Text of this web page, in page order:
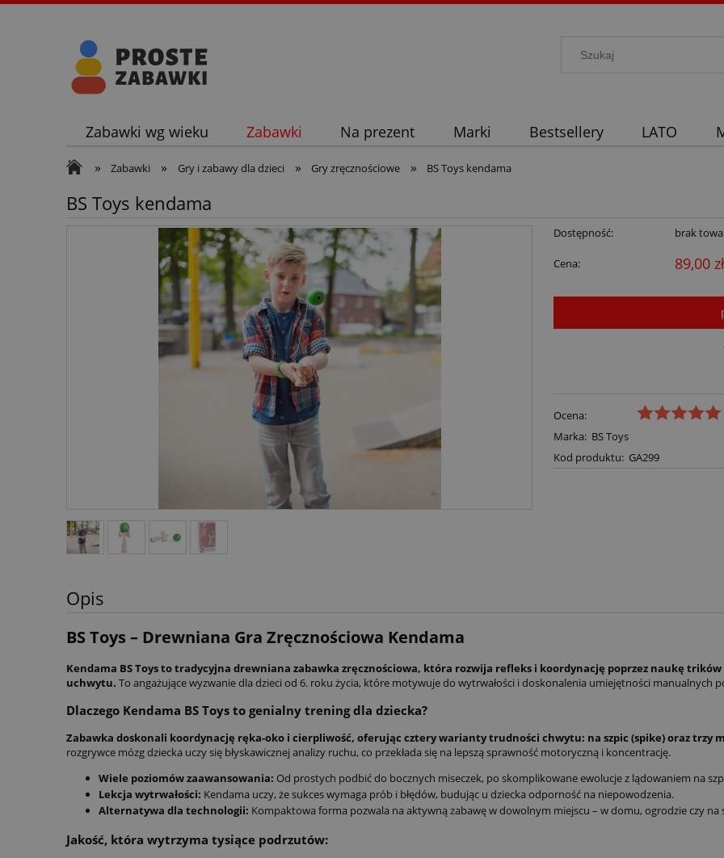
Zabawki wg wieku Zabawki Na prezent Marki Bestsellery LATO
» Zabawki » Gry i zabawy dla dzieci » Gry zręcznościowe » BS Toys kendama
BS Toys kendama
Dostępność: brak
Cena: 89,00 zł
Ocena:
Marka: BS Toys
Kod produktu: GA299
Opis
BS Toys – Drewniana Gra Zręcznościowa Kendama
Kendama BS Toys to tradycyjna drewniana zabawka zręcznościowa, która rozwija refleks i koordynację poprzez naukę
uchwytu. To angażujące wyzwanie dla dzieci od 6. roku życia, które motywuje do wytrwałości i doskonalenia umiejętności manualnych
Dlaczego Kendama BS Toys to genialny trening dla dziecka?
Zabawka doskonali koordynację ręka-oko i cierpliwość, oferując cztery warianty trudności chwytu: na szpic (spike) oraz trzy
rozgrywce mózg dziecka uczy się błyskawicznej analizy ruchu, co przekłada się na lepszą sprawność motoryczną i koncentrację.
Wiele poziomów zaawansowania: Od prostych podbić do bocznych miseczek, po skomplikowane ewolucje z lądowaniem na
Lekcja wytrwałości: Kendama uczy, że sukces wymaga prób i błędów, budując u dziecka odporność na niepowodzenia.
Alternatywa dla technologii: Kompaktowa forma pozwala na aktywną zabawę w dowolnym miejscu – w domu, ogrodzie czy na
Jakość, która wytrzyma tysiące podrzutów: